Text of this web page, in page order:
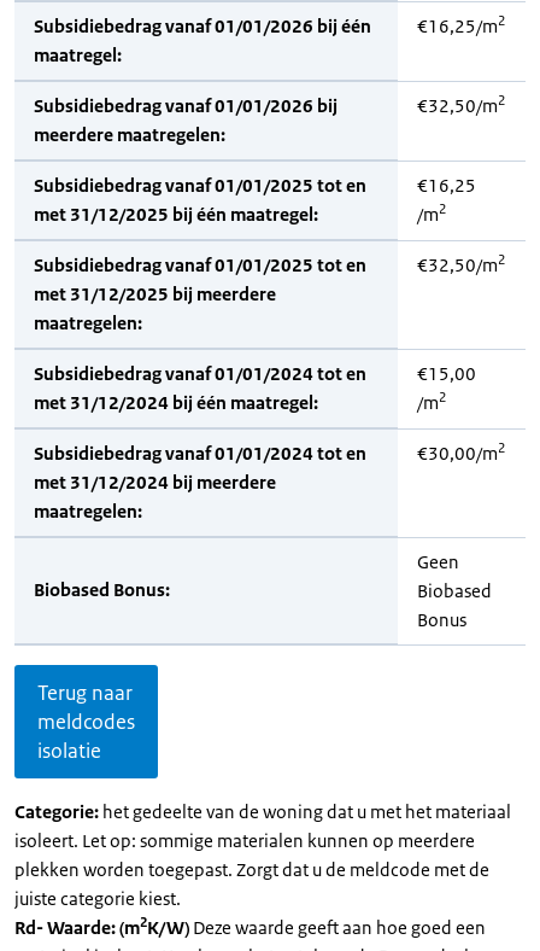
Subsidiebedrag vanaf 01/01/2026 bij één
maatregel:
€16,25/m2
Subsidiebedrag vanaf 01/01/2026 bij
meerdere maatregelen:
€32,50/m2
Subsidiebedrag vanaf 01/01/2025 tot en
met 31/12/2025 bij één maatregel:
€16,25
/m2
Subsidiebedrag vanaf 01/01/2025 tot en
met 31/12/2025 bij meerdere
maatregelen:
€32,50/m2
Subsidiebedrag vanaf 01/01/2024 tot en
met 31/12/2024 bij één maatregel:
€15,00
/m2
Subsidiebedrag vanaf 01/01/2024 tot en
met 31/12/2024 bij meerdere
maatregelen:
€30,00/m2
Biobased Bonus:
Geen
Biobased
Bonus
Terug naar
meldcodes
isolatie
Categorie: het gedeelte van de woning dat u met het materiaal
isoleert. Let op: sommige materialen kunnen op meerdere
plekken worden toegepast. Zorgt dat u de meldcode met de
juiste categorie kiest.
Rd- Waarde: (m2K/W) Deze waarde geeft aan hoe goed een